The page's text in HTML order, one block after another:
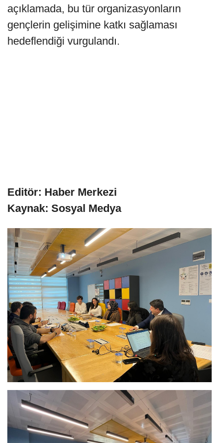
açıklamada, bu tür organizasyonların
gençlerin gelişimine katkı sağlaması
hedeflendiği vurgulandı.
Editör: Haber Merkezi
Kaynak: Sosyal Medya